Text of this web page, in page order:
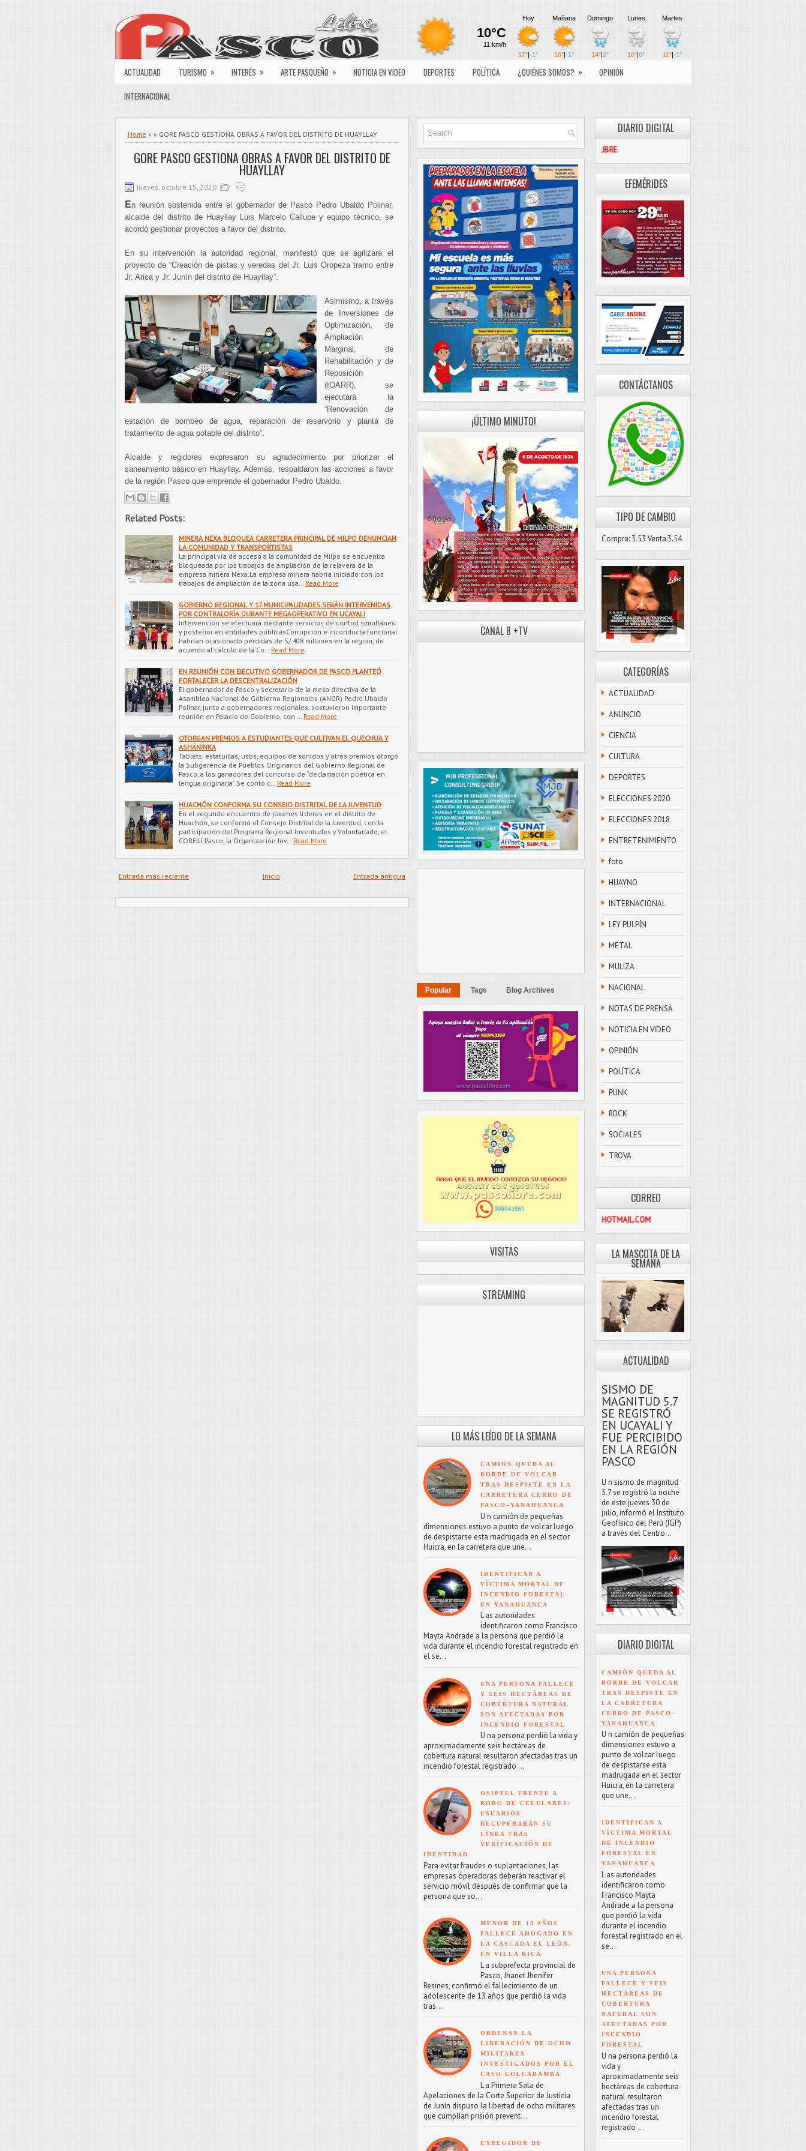
ACTUALIDAD TURISMO » INTERÉS » ARTE PASQUEÑO » NOTICIA EN VIDEO DEPORTES POLÍTICA ¿QUIÉNES SOMOS? »
OPINIÓN
INTERNACIONAL
Home » » GORE PASCO GESTIONA OBRAS A FAVOR DEL DISTRITO DE HUAYLLAY
GORE PASCO GESTIONA OBRAS A FAVOR DEL DISTRITO DE
HUAYLLAY
jueves, octubre 15, 2020
En reunión sostenida entre el gobernador de Pasco Pedro Ubaldo Polinar,
alcalde del distrito de Huayllay Luis Marcelo Callupe y equipo técnico, se
acordó gestionar proyectos a favor del distrito.
En su intervención la autoridad regional, manifestó que se agilizará el
proyecto de “Creación de pistas y veredas del Jr. Luis Oropeza tramo entre
Jr. Arica y Jr. Junín del distrito de Huayllay”.
Asimismo, a través
de Inversiones de
Optimización, de
Ampliación
Marginal, de
Rehabilitación y de
Reposición
(IOARR), se
ejecutará la
“Renovación de
estación de bombeo de agua, reparación de reservorio y planta de
tratamiento de agua potable del distrito”.
Alcalde y regidores expresaron su agradecimiento por priorizar el
saneamiento básico en Huayllay. Además, respaldaron las acciones a favor
de la región Pasco que emprende el gobernador Pedro Ubaldo.
Related Posts:
MINERA NEXA BLOQUEA CARRETERA PRINCIPAL DE MILPO DENUNCIAN
LA COMUNIDAD Y TRANSPORTISTAS
La principal vía de acceso a la comunidad de Milpo se encuentra
bloqueada por los trabajos de ampliación de la relavera de la
empresa minera Nexa.La empresa minera habría iniciado con los
trabajos de ampliación de la zona usa…
Read More
GOBIERNO REGIONAL Y 17 MUNICIPALIDADES SERÁN INTERVENIDAS
POR CONTRALORÍA DURANTE MEGAOPERATIVO EN UCAYALI
Intervención se efectuará mediante servicios de control simultáneo
y posterior en entidades públicasCorrupción e inconducta funcional
habrían ocasionado pérdidas de S/ 408 millones en la región, de
acuerdo al cálculo de la Co…
Read More
EN REUNIÓN CON EJECUTIVO GOBERNADOR DE PASCO PLANTEÓ
FORTALECER LA DESCENTRALIZACIÓN
El gobernador de Pasco y secretario de la mesa directiva de la
Asamblea Nacional de Gobierno Regionales (ANGR) Pedro Ubaldo
Polinar, junto a gobernadores regionales, sostuvieron importante
reunión en Palacio de Gobierno, con …
Read More
OTORGAN PREMIOS A ESTUDIANTES QUE CULTIVAN EL QUECHUA Y
ASHÁNINKA
Tablets, estatuillas, usbs, equipos de sonidos y otros premios otorgó
la Subgerencia de Pueblos Originarios del Gobierno Regional de
Pasco, a los ganadores del concurso de “declamación poética en
lengua originaria”.Se contó c…
Read More
HUACHÓN CONFORMA SU CONSEJO DISTRITAL DE LA JUVENTUD
En el segundo encuentro de jóvenes líderes en el distrito de
Huachón, se conformó el Consejo Distrital de la Juventud, con la
participación del Programa Regional Juventudes y Voluntariado, el
COREJU Pasco, la Organización Juv…
Read More
Entrada más reciente Entrada antigua
Inicio
¡ÚLTIMO MINUTO!
CANAL 8 +TV
Popular Tags Blog Archives
VISITAS
STREAMING
LO MÁS LEÍDO DE LA SEMANA
CAMIÓN QUEDA AL
BORDE DE VOLCAR
TRAS DESPISTE EN LA
CARRETERA CERRO DE
PASCO–YANAHUANCA
U n camión de pequeñas
dimensiones estuvo a punto de volcar luego
de despistarse esta madrugada en el sector
Huicra, en la carretera que une...
IDENTIFICAN A
VÍCTIMA MORTAL DE
INCENDIO FORESTAL
EN YANAHUANCA
L as autoridades
identificaron como Francisco
Mayta Andrade a la persona que perdió la
vida durante el incendio forestal registrado en
el se...
UNA PERSONA FALLECE
Y SEIS HECTÁREAS DE
COBERTURA NATURAL
SON AFECTADAS POR
INCENDIO FORESTAL
U na persona perdió la vida y
aproximadamente seis hectáreas de
cobertura natural resultaron afectadas tras un
incendio forestal registrado ...
OSIPTEL FRENTE A
ROBO DE CELULARES:
USUARIOS
RECUPERARÁN SU
LÍNEA TRAS
VERIFICACIÓN DE
IDENTIDAD
Para evitar fraudes o suplantaciones, las
empresas operadoras deberán reactivar el
servicio móvil después de confirmar que la
persona que so...
MENOR DE 13 AÑOS
FALLECE AHOGADO EN
LA CASCADA EL LEÓN,
EN VILLA RICA
L a subprefecta provincial de
Pasco, Jhanet Jhenifer
Resines, confirmó el fallecimiento de un
adolescente de 13 años que perdió la vida
tras...
ORDENAN LA
LIBERACIÓN DE OCHO
MILITARES
INVESTIGADOS POR EL
CASO COLCABAMBA
L a Primera Sala de
Apelaciones de la Corte Superior de Justicia
de Junín dispuso la libertad de ocho militares
que cumplían prisión prevent...
EXREGIDOR DE
DIARIO DIGITAL
EFEMÉRIDES
CONTÁCTANOS
TIPO DE CAMBIO
Compra: 3.53 Venta:3.54
CATEGORÍAS
ACTUALIDAD
ANUNCIO
CIENCIA
CULTURA
DEPORTES
ELECCIONES 2020
ELECCIONES 2018
ENTRETENIMIENTO
foto
HUAYNO
INTERNACIONAL
LEY PULPÍN
METAL
MULIZA
NACIONAL
NOTAS DE PRENSA
NOTICIA EN VIDEO
OPINIÓN
POLÍTICA
PUNK
ROCK
SOCIALES
TROVA
CORREO
PASCOLIBRE@HOTMAIL.COM
LA MASCOTA DE LA
SEMANA
ACTUALIDAD
SISMO DE
MAGNITUD 5.7
SE REGISTRÓ
EN UCAYALI Y
FUE PERCIBIDO
EN LA REGIÓN
PASCO
U n sismo de magnitud
5.7 se registró la noche
de este jueves 30 de
julio, informó el Instituto
Geofísico del Perú (IGP)
a través del Centro...
DIARIO DIGITAL
CAMIÓN QUEDA AL
BORDE DE VOLCAR
TRAS DESPISTE EN
LA CARRETERA
CERRO DE PASCO–
YANAHUANCA
U n camión de pequeñas
dimensiones estuvo a
punto de volcar luego
de despistarse esta
madrugada en el sector
Huicra, en la carretera
que une...
IDENTIFICAN A
VÍCTIMA MORTAL
DE INCENDIO
FORESTAL EN
YANAHUANCA
L as autoridades
identificaron como
Francisco Mayta
Andrade a la persona
que perdió la vida
durante el incendio
forestal registrado en el
se...
UNA PERSONA
FALLECE Y SEIS
HECTÁREAS DE
COBERTURA
NATURAL SON
AFECTADAS POR
INCENDIO
FORESTAL
U na persona perdió la
vida y
aproximadamente seis
hectáreas de cobertura
natural resultaron
afectadas tras un
incendio forestal
registrado ...